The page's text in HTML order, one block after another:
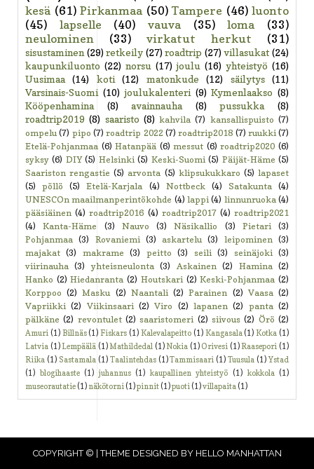
kesä (61) Pirkanmaa (50) Tampere (46) luonto
(45)
lapselle (40) vauva (35) loma
(33)
neulominen
(33) virkatut herkut (31)
sisustaminen (29) retkeily (27) roadtrip (27) villasukat (24)
kaupunkiluonto (22) norsu (17) joulu (16) yhteistyö (16)
Uusimaa
(14) koti (12) matonkude (12) säilytys
(11)
Varsinais-Suomi (10) joulukalenteri (9) Kymenlaakso (8)
Kööpenhamina
(8) avainnauha (8) pussukka
(8)
roadtrip2019 (8) saaristo (8) kahvila (7) kansallispuisto (7)
ompelu (7) pipo (7) roadtrip 2022 (7) roadtrip2018 (7) ruukki (7)
Etelä-Pohjanmaa (6) Hatanpää (6) messut (6) roadtrip2020 (6)
syksy (6) DIY (5) Helsinki (5) Keski-Suomi (5) Päijät-Häme (5)
Saariston rengastie (5) arvonta (5) klipsukukkaro (5) lapaset
(5)
pöllö (5) Etelä-Karjala (4) Nottbeck (4) Satakunta
(4)
UNESCOn maailmanperintökohde (4) lappi (4) linnunruoka (4)
pääsiäinen (4) roadtrip2016 (4) roadtrip2017 (4) roadtrip2021
(4)
Kanta-Häme (3) Nauvo (3) Näsikallio (3) Pietari
(3)
Pohjanmaa
(3) Rovaniemi (3) askartelu (3) leipominen
(3)
majakat (3) makrame (3) peitto (3) seili (3) seinäjoki
(3)
viirinauha
(3) yhteisneulonta (3) Askainen (2) Hamina
(2)
Hanko (2) Hiedanranta (2) Houtskari (2) Keski-Pohjanmaa (2)
Korppoo (2) Masku (2) Naantali (2) Parainen (2) Vaasa (2)
Vapriikki (2) Viikinsaari (2) Viro (2) lapanen (2) panta (2)
pälkäne (2) revontulet (2) saaristomeri (2) siivous (2) Örö (2)
Amuri (1) Billnäs (1) Fiskars (1) Kalevalapeitto (1) Kangasala (1) Kotka (1)
Latvia (1)Lempäälä (1)Mathildedal (1)Nokia (1) Orivesi (1)Raasepori (1)
Riika (1) Sastamala (1) Taalintehdas (1) Tammisaari (1) Tuusula (1) Ystad
(1) blogihaaste (1) juhannus (1) kaupallinen yhteistyö (1) kokkola (1)
museorautatie(1)näkötorni (1)pinnit(1)puoti (1)villapaita (1)
COPYRIGHT © | THEME DESIGNED BY HELLO MANHATTAN